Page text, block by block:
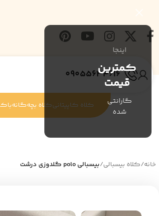
اینجا
کمترین
قیمت
گارانتی
شده
09055634616
کلاه کاپیتانیکلاه بچه‌گانه
خانه/کلاه بیسبالی/بیسبالی polo گلدوزی درشت